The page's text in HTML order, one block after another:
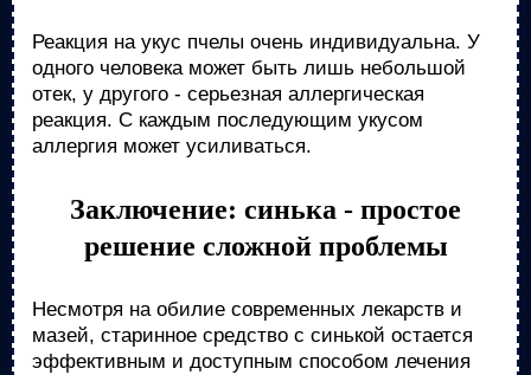
Реакция на укус пчелы очень индивидуальна. У
одного человека может быть лишь небольшой
отек, у другого - серьезная аллергическая
реакция. С каждым последующим укусом
аллергия может усиливаться.
Заключение: синька - простое
решение сложной проблемы
Несмотря на обилие современных лекарств и
мазей, старинное средство с синькой остается
эффективным и доступным способом лечения